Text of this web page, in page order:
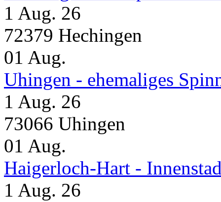
1 Aug. 26
72379 Hechingen
01 Aug.
Uhingen - ehemaliges
1 Aug. 26
73066 Uhingen
01 Aug.
Haigerloch-Hart -
1 Aug. 26